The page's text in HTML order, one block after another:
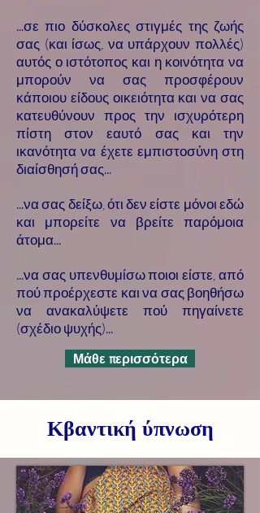
...σε πιο δύσκολες στιγμές της ζωής
σας (και ίσως, να υπάρχουν πολλές)
αυτός ο ιστότοπος και η κοινότητα να
μπορούν να σας προσφέρουν
κάποιου είδους οικειότητα και να σας
κατευθύνουν προς την ισχυρότερη
πίστη στον εαυτό σας και την
ικανότητα να έχετε εμπιστοσύνη στη
διαίσθησή σας...
...να σας δείξω, ότι δεν είστε μόνοι εδώ
και μπορείτε να βρείτε παρόμοια
άτομα...
...να σας υπενθυμίσω ποιοι είστε, από
πού προέρχεστε και να σας βοηθήσω
να ανακαλύψετε πού πηγαίνετε
(σχέδιο ψυχής)...
Μάθε περισσότερα
Κβαντική ύπνωση